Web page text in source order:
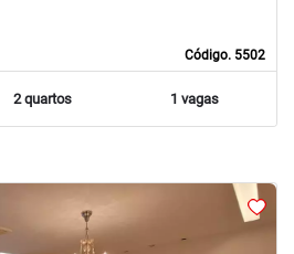
Código. 5502
2 quartos 1 vagas